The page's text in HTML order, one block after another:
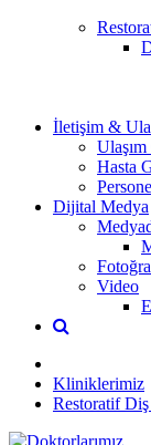
İletişim &
Hasta
Dijital Medya
Video
Kliniklerimiz
Restoratif